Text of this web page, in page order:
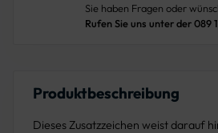
Sie haben Fragen oder
Rufen Sie uns unter der 089
Produktbeschreibung
Dieses Zusatzzeichen weist darauf